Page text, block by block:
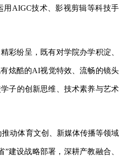
用AIGC技术、影视剪辑等科技手
彩纷呈，既有对学院办学积淀、
炫酷的AI视觉特效、流畅的镜头
子的创新思维、技术素养与艺术
动体育文创、新媒体传播等领域
建设战略部署，深耕产教融合、